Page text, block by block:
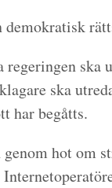
ska
ska
har begåtts.
hot om